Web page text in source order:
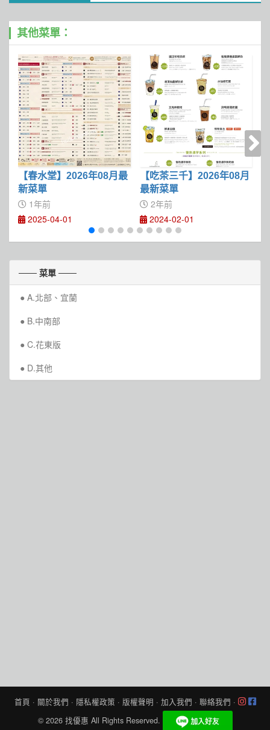
其他菜單：
【春水堂】2026年08月最
新菜單
1年前
2025-04-01
【吃茶三千】2026年08月
最新菜單
2年前
2024-02-01
─── 菜單 ───
A.北部、宜蘭
B.中南部
C.花東版
D.其他
首頁 · 關於我們 · 隱私權政策 · 版權聲明 · 加入我們 · 聯絡我們 ·
© 2026 找優惠 All Rights Reserved.